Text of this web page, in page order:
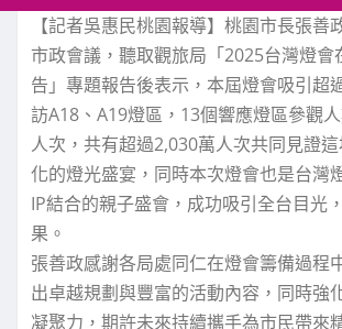
【記者吳惠民桃園報導】桃園市長張善
市政會議，聽取觀旅局「2025台灣燈會
告」專題報告後表示，本屆燈會吸引超
訪A18、A19燈區，13個響應燈區參觀
人次，共有超過2,030萬人次共同見證
化的燈光盛宴，同時本次燈會也是台灣
IP結合的親子盛會，成功吸引全台目光
果。
張善政感謝各局處同仁在燈會籌備過程
出卓越規劃與豐富的活動內容，同時強
凝聚力，期許未來持續攜手為市民帶來